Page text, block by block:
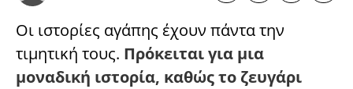
Οι ιστορίες αγάπης έχουν πάντα την
τιμητική τους. Πρόκειται για μια
μοναδική ιστορία, καθώς το ζευγάρι